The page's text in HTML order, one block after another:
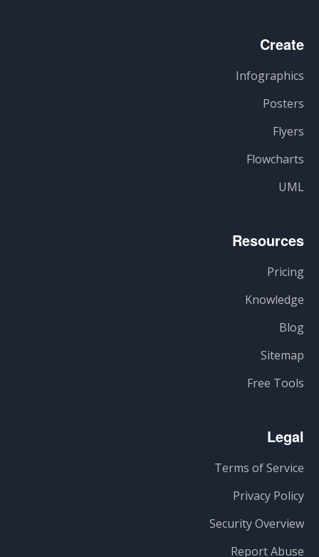
Create
Infographics
Posters
Flyers
Flowcharts
UML
Resources
Pricing
Knowledge
Blog
Sitemap
Free Tools
Legal
Terms of Service
Privacy Policy
Security Overview
Report Abuse